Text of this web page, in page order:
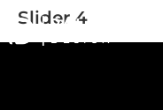
Slider 4